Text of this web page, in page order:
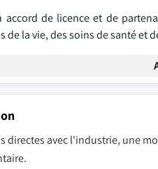
de licence et de
la vie, des soins de santé et
directes avec l'industrie, une